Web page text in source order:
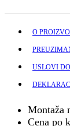
O
USLOVI
Montaža
Cena po